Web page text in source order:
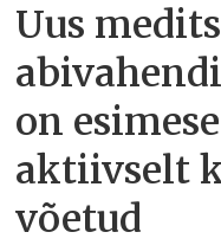
Uus
on
aktiivselt
võetud